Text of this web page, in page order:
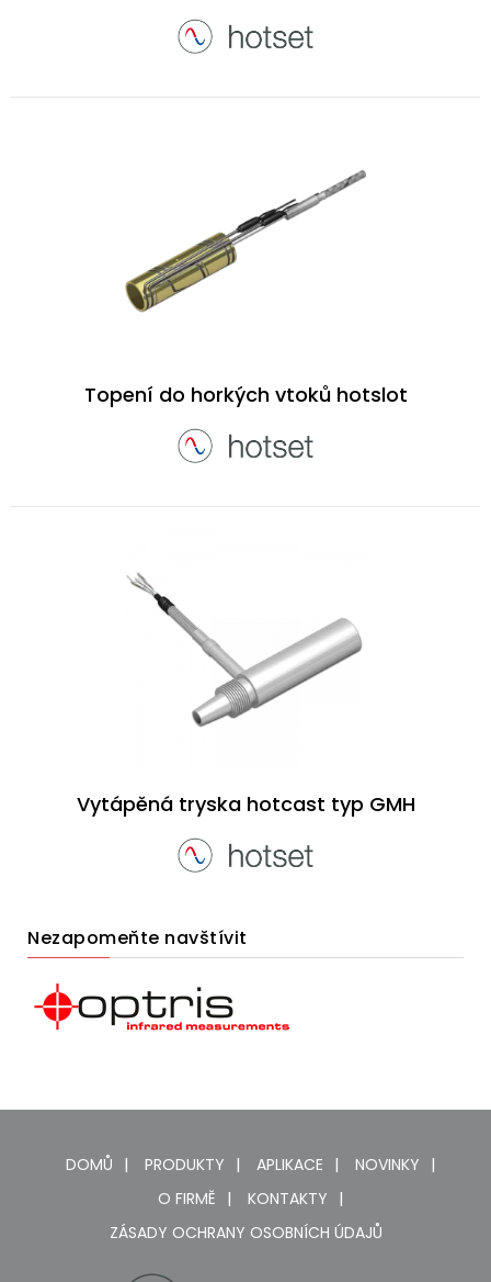
Topení do horkých vtoků hotslot
Vytápěná tryska hotcast typ GMH
Nezapomeňte navštívit
DOMŮ PRODUKTY APLIKACE
NOVINKY
O FIRMĚ
KONTAKTY
ZÁSADY OCHRANY OSOBNÍCH ÚDAJŮ